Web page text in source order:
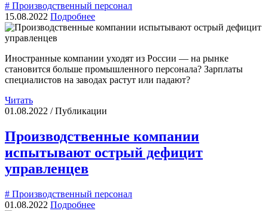
# Производственный персонал
15.08.2022 Подробнее
Иностранные компании уходят из России — на рынке
становится больше промышленного персонала? Зарплаты
специалистов на заводах растут или падают?
Читать
01.08.2022 / Публикации
Производственные компании
испытывают острый дефицит
управленцев
# Производственный персонал
01.08.2022 Подробнее